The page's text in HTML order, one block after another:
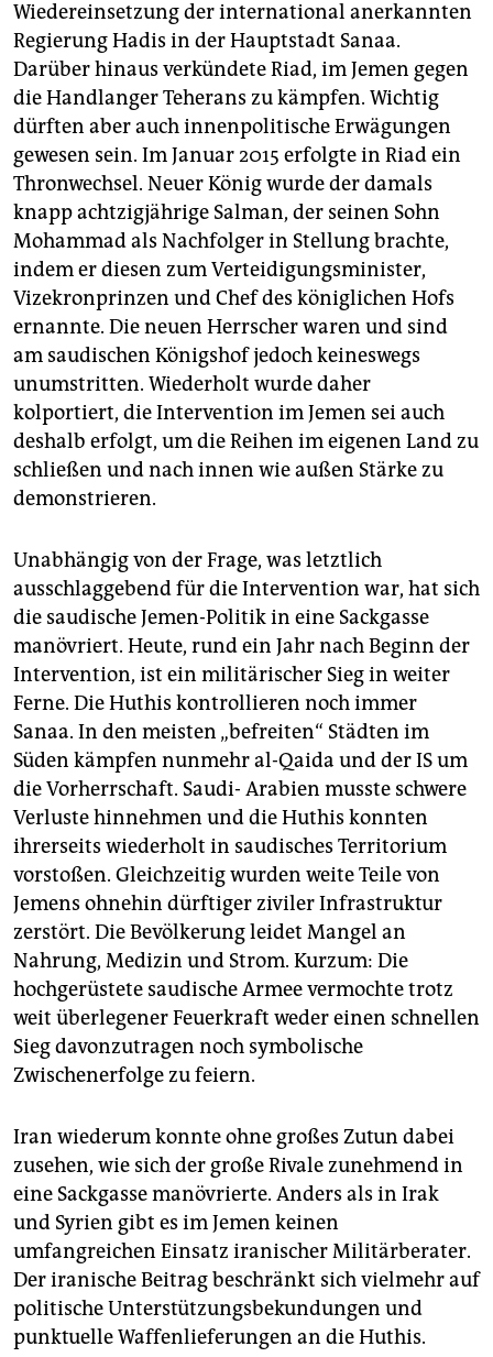
Wiedereinsetzung der international anerkannten
Regierung Hadis in der Hauptstadt Sanaa.
Darüber hinaus verkündete Riad, im Jemen gegen
die Handlanger Teherans zu kämpfen. Wichtig
dürften aber auch innenpolitische Erwägungen
gewesen sein. Im Januar 2015 erfolgte in Riad ein
Thronwechsel. Neuer König wurde der damals
knapp achtzigjährige Salman, der seinen Sohn
Mohammad als Nachfolger in Stellung brachte,
indem er diesen zum Verteidigungsminister,
Vizekronprinzen und Chef des königlichen Hofs
ernannte. Die neuen Herrscher waren und sind
am saudischen Königshof jedoch keineswegs
unumstritten. Wiederholt wurde daher
kolportiert, die Intervention im Jemen sei auch
deshalb erfolgt, um die Reihen im eigenen Land zu
schließen und nach innen wie außen Stärke zu
demonstrieren.
Unabhängig von der Frage, was letztlich
ausschlaggebend für die Intervention war, hat sich
die saudische Jemen-Politik in eine Sackgasse
manövriert. Heute, rund ein Jahr nach Beginn der
Intervention, ist ein militärischer Sieg in weiter
Ferne. Die Huthis kontrollieren noch immer
Sanaa. In den meisten „befreiten“ Städten im
Süden kämpfen nunmehr al-Qaida und der IS um
die Vorherrschaft. Saudi- Arabien musste schwere
Verluste hinnehmen und die Huthis konnten
ihrerseits wiederholt in saudisches Territorium
vorstoßen. Gleichzeitig wurden weite Teile von
Jemens ohnehin dürftiger ziviler Infrastruktur
zerstört. Die Bevölkerung leidet Mangel an
Nahrung, Medizin und Strom. Kurzum: Die
hochgerüstete saudische Armee vermochte trotz
weit überlegener Feuerkraft weder einen schnellen
Sieg davonzutragen noch symbolische
Zwischenerfolge zu feiern.
Iran wiederum konnte ohne großes Zutun dabei
zusehen, wie sich der große Rivale zunehmend in
eine Sackgasse manövrierte. Anders als in Irak
und Syrien gibt es im Jemen keinen
umfangreichen Einsatz iranischer Militärberater.
Der iranische Beitrag beschränkt sich vielmehr auf
politische Unterstützungsbekundungen und
punktuelle Waffenlieferungen an die Huthis.